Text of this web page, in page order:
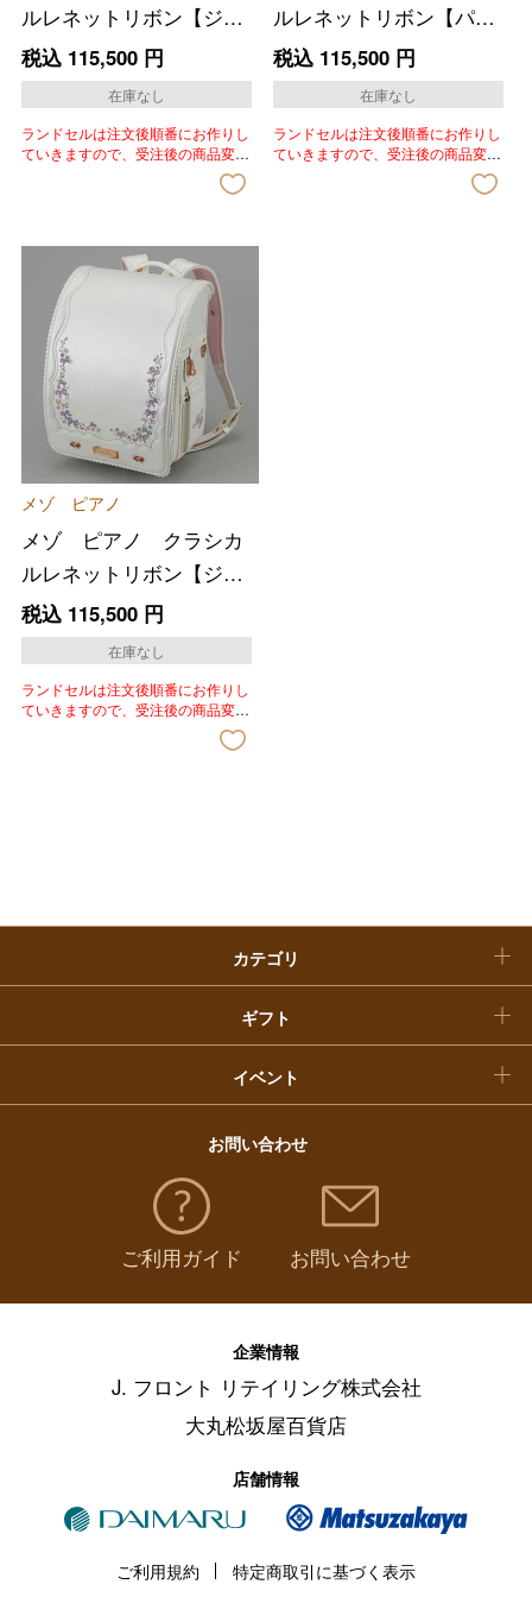
ルレネットリボン【ジュ
エルピンク】
税込 115,500円
在庫なし
ランドセルは注文後順番にお作りし
ていきますので、受注後の商品変
更、色変更、キャンセルはいたしか
ねます。あらかじめご了承いただき
ルレネットリボン【パー
ルラベンダー】
税込 115,500円
在庫なし
ランドセルは注文後順番にお作りし
ていきますので、受注後の商品変
更、色変更、キャンセルはいたしか
ねます。あらかじめご了承いただき
メゾ ピアノ
メゾ ピアノ クラシカ
ルレネットリボン【ジュ
エルホワイト】
税込 115,500円
在庫なし
ランドセルは注文後順番にお作りし
ていきますので、受注後の商品変
更、色変更、キャンセルはいたしか
ねます。あらかじめご了承いただき
カテゴリ
フード＆スイーツ
ビューティー
ファッション
ベビー＆キッズ
ギフト
大丸・松坂屋のギフト
出産内祝い
お香典返し
イベント
バレンタインチョコレート
ホワイトデー
母の日
お中元
敬老の日
福袋
お問い合わせ
ご利用ガイド お問い合わせ
企業情報
J. フロント リテイリング株式会社
大丸松坂屋百貨店
店舗情報
ご利用規約
特定商取引に基づく表示